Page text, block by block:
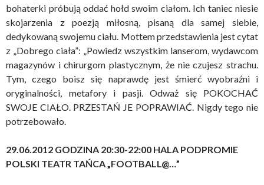
bohaterki próbują oddać hołd swoim ciałom. Ich taniec niesie
skojarzenia z poezją miłosną, pisaną dla samej siebie,
dedykowaną swojemu ciału. Mottem przedstawienia jest cytat
z „Dobrego ciała”: „Powiedz wszystkim lanserom, wydawcom
magazynów i chirurgom plastycznym, że nie czujesz strachu.
Tym, czego boisz się naprawdę jest śmierć wyobraźni i
oryginalności, metafory i pasji. Odważ się POKOCHAĆ
SWOJE CIAŁO. PRZESTAŃ JE POPRAWIAĆ. Nigdy tego nie
potrzebowało.
29.06.2012 GODZINA 20:30-22:00 HALA PODPROMIE
POLSKI TEATR TAŃCA „ FOOTBALL@…”